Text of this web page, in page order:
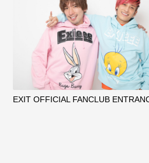
EXIT OFFICIAL FANCLUB